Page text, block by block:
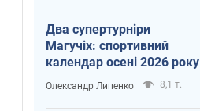
Два супертурніри
Магучіх: спортивний
календар осені 2026 року
Олександр Липенко 8,1 т.